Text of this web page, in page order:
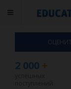
2 000 +